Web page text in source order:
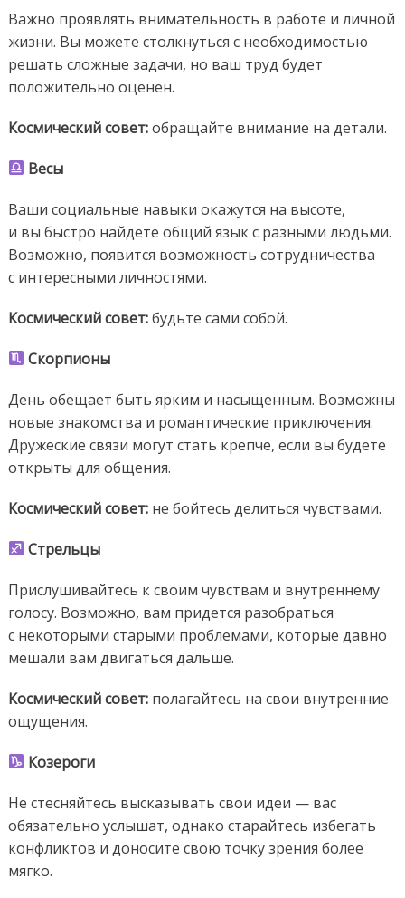
Важно проявлять внимательность в работе и личной
жизни. Вы можете столкнуться с необходимостью
решать сложные задачи, но ваш труд будет
положительно оценен.
Космический совет:обращайте внимание на детали.
Весы
Ваши социальные навыки окажутся на высоте,
и вы быстро найдете общий язык с разными людьми.
Возможно, появится возможность сотрудничества
с интересными личностями.
Космическийсовет:будьте сами собой.
Скорпионы
День обещает быть ярким и насыщенным. Возможны
новые знакомства и романтические приключения.
Дружеские связи могут стать крепче, если вы будете
открыты для общения.
Космический совет: не бойтесь делиться чувствами.
Стрельцы
Прислушивайтесь к своим чувствам и внутреннему
голосу. Возможно, вам придется разобраться
с некоторыми старыми проблемами, которые давно
мешали вам двигаться дальше.
Космический совет: полагайтесь на свои внутренние
ощущения.
Козероги
Не стесняйтесь высказывать свои идеи — вас
обязательно услышат, однако старайтесь избегать
конфликтов и доносите свою точку зрения более
мягко.